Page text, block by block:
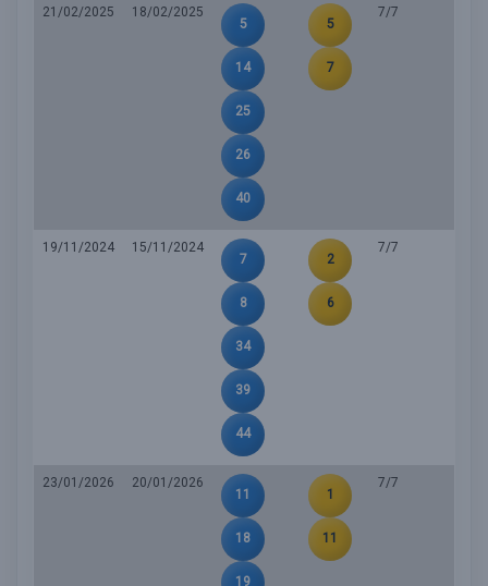
21/02/2025
18/02/2025
5
14
25
26
40
5
7
7/7
19/11/2024
15/11/2024
7
8
34
39
44
2
6
7/7
23/01/2026
20/01/2026
11
18
19
1
11
7/7